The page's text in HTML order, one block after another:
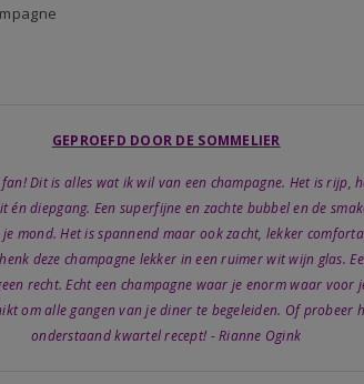
GEPROEFD DOOR DE SOMMELIER
Dit is alles wat ik wil van een champagne. Het is rijp,
én diepgang. Een superfijne en zachte bubbel en de
mond. Het is spannend maar ook zacht, lekker
deze champagne lekker in een ruimer wit wijn glas.
recht. Echt een champagne waar je enorm waar voor
om alle gangen van je diner te begeleiden. Of probeer
onderstaand kwartel recept! - Rianne Ogink